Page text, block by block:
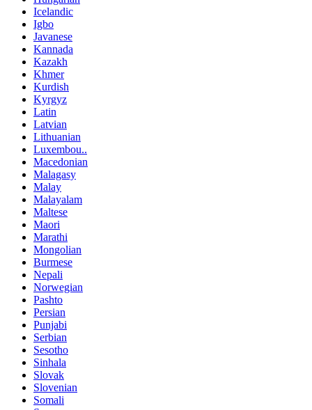
Icelandic
Igbo
Javanese
Kannada
Kazakh
Khmer
Kurdish
Kyrgyz
Latin
Latvian
Lithuanian
Luxembou..
Macedonian
Malagasy
Malay
Malayalam
Maltese
Maori
Marathi
Mongolian
Burmese
Nepali
Norwegian
Pashto
Persian
Punjabi
Serbian
Sesotho
Sinhala
Slovak
Slovenian
Somali